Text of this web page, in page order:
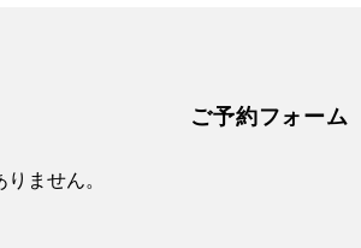
ご予約フォーム
ません。